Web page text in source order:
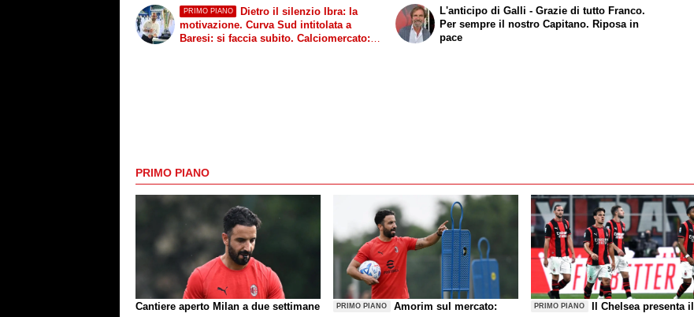
PRIMO PIANO
Dietro il silenzio Ibra: la
motivazione. Curva Sud intitolata a
Baresi: si faccia subito. Calciomercato:
L'anticipo di Galli - Grazie di tutto Franco.
Per sempre il nostro Capitano. Riposa in
pace
PRIMO PIANO
Cantiere aperto Milan a due settimane
PRIMO PIANO
Amorim sul mercato:
PRIMO PIANO
Il Chelsea presenta il